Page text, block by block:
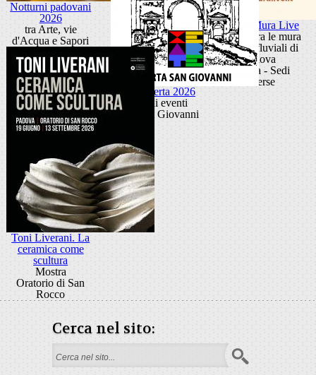
Acque Mura Live
Festival tra le mura
e i porti fluviali di
Padova
Padova - Sedi
diverse
Notturni padovani
2026
tra Arte, vie
d'Acqua e Sapori
Porta Aperta 2026
Ciclo di eventi
Porta San Giovanni
Toni Liverani. La
ceramica come
scultura
Mostra
Oratorio di San
Rocco
Cerca nel sito:
Form di ricerca